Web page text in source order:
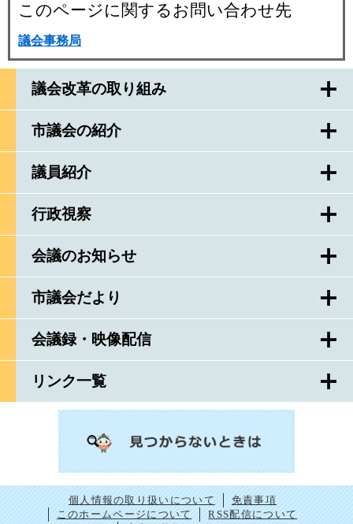
議会改革の取り組み
市議会の紹介
議員紹介
行政視察
会議のお知らせ
市議会だより
会議録・映像配信
リンク一覧
このページに関するお問い合わせ先
議会事務局
個人情報の取り扱いについて
免責事項
このホームページについて
RSS配信について